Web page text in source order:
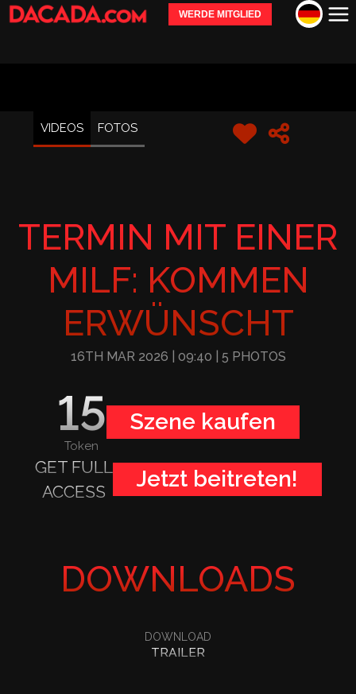
WERDE MITGLIED
VIDEOS FOTOS
TERMIN MIT EINER
MILF: KOMMEN
ERWÜNSCHT
16TH MAR 2026 | 09:40 | 5 PHOTOS
15
Token
Szene kaufen
GET FULL
ACCESS
Jetzt beitreten!
DOWNLOADS
DOWNLOAD
TRAILER